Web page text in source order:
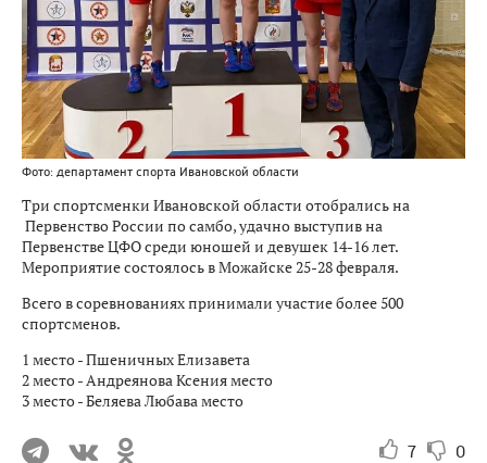
Фото: департамент спорта Ивановской области
Три спортсменки Ивановской области отобрались на
Первенство России по самбо, удачно выступив на
Первенстве ЦФО среди юношей и девушек 14-16 лет.
Мероприятие состоялось в Можайске 25-28 февраля.
Всего в соревнованиях принимали участие более 500
спортсменов.
1 место - Пшеничных Елизавета
2 место - Андреянова Ксения место
3 место - Беляева Любава место
7 0